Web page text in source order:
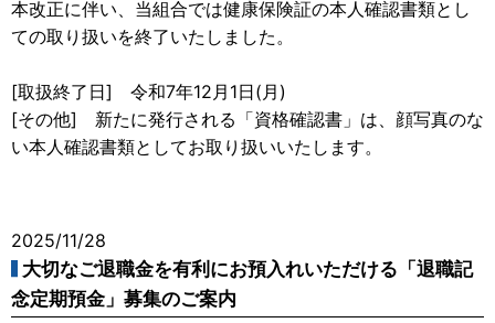
本改正に伴い、当組合では健康保険証の本人確認書類とし
ての取り扱いを終了いたしました。
[取扱終了日] 令和7年12月1日(月)
[その他] 新たに発行される「資格確認書」は、顔写真のな
い本人確認書類としてお取り扱いいたします。
2025/11/28
大切なご退職金を有利にお預入れいただける「退職記
念定期預金」募集のご案内